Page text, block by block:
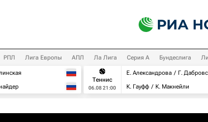
РПЛ Лига Европы АПЛ Ла Лига Серия А Бундеслига
Теннис
06.08 21:00
Е. Александрова
Г.
К. Гауфф
К. Макнейли